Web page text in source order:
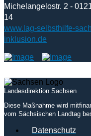
Michelangelostr. 2 -
14
www.lag-selbsthilfe-
inklusion.de
Landesdirektion Sachsen
Diese Maßnahme wird
vom Sächsischen Landtag
Datenschutz